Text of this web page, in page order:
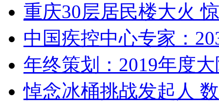
重庆30层居民楼大火
中国疾控中心专家：
年终策划：2019年度
悼念冰桶挑战发起人